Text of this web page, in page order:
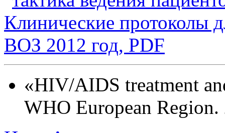
«HIV/AIDS treatment
WHO European